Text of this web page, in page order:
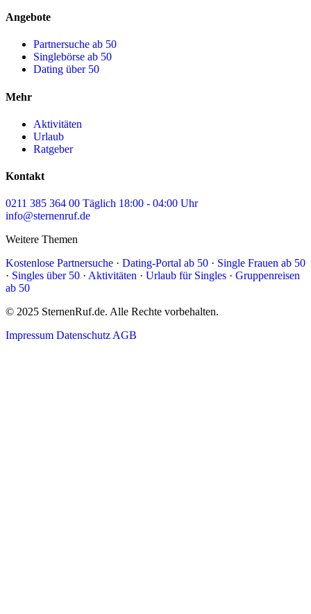
Angebote
Partnersuche ab 50
Singlebörse ab 50
Dating über 50
Mehr
Aktivitäten
Urlaub
Ratgeber
Kontakt
0211 385 364 00 Täglich 18:00 - 04:00 Uhr
info@sternenruf.de
Weitere Themen
Kostenlose Partnersuche · Dating-Portal ab 50 · Single Frauen ab 50
· Singles über 50 · Aktivitäten · Urlaub für Singles · Gruppenreisen
ab 50
© 2025 SternenRuf.de. Alle Rechte vorbehalten.
Impressum DatenschutzAGB